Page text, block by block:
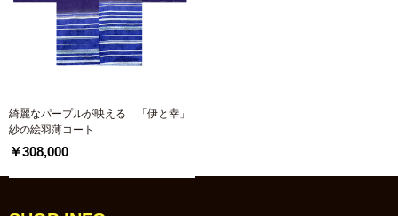
綺麗なパープルが映える 「伊と幸」
紗の絵羽薄コート
￥308,000